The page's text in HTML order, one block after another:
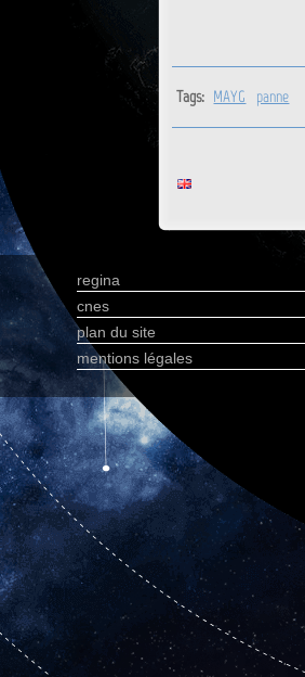
Tags: MAYG panne
regina
cnes
plan du site
mentions légales